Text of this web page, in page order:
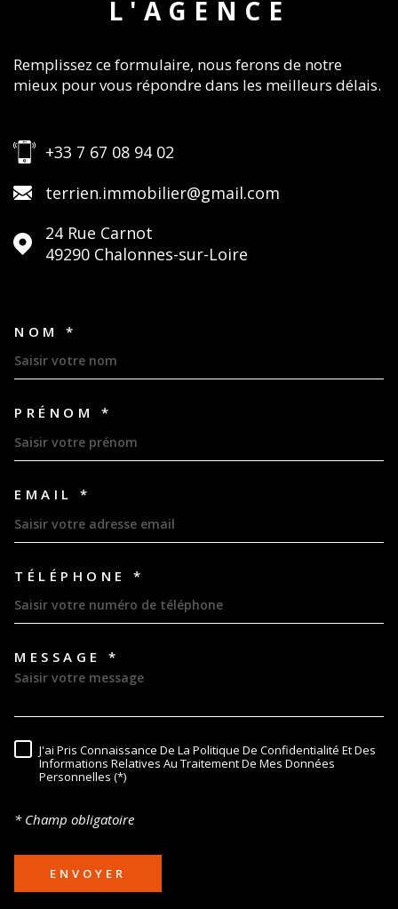
L'AGENCE
Remplissez ce formulaire, nous ferons de notre
mieux pour vous répondre dans les meilleurs délais.
+33 7 67 08 94 02
terrien.immobilier@gmail.com
24 Rue Carnot
49290
Chalonnes-sur-Loire
NOM *
PRÉNOM *
EMAIL *
TÉLÉPHONE *
MESSAGE *
RÈGLEMENTATION
J'ai Pris Connaissance De La Politique De Confidentialité Et Des
Informations Relatives Au Traitement De Mes Données
Personnelles (*)
* Champ obligatoire
ENVOYER